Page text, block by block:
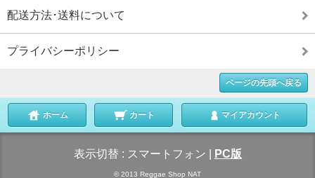
配送方法･送料について
プライバシーポリシー
ページの先頭へ戻る
ホーム カート マイアカウント
表示切替 : スマートフォン PC版
© 2013 Reggae Shop NAT